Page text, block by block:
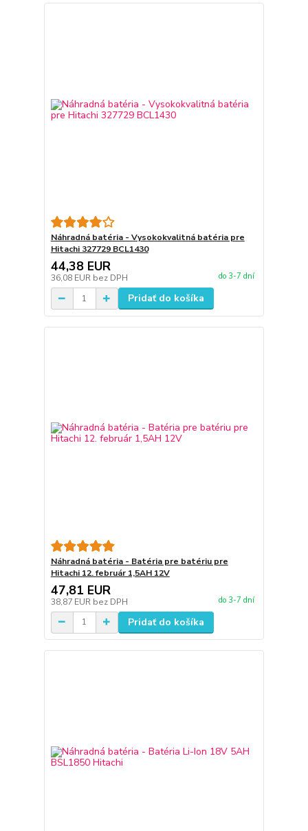
Náhradná batéria - Vysokokvalitná batéria pre
Hitachi 327729 BCL1430
44,38 EUR
36,08 EUR bez DPH do 3-7 dní
Pridať do košíka
Náhradná batéria - Batéria pre batériu pre
Hitachi 12. február 1,5AH 12V
47,81 EUR
38,87 EUR bez DPH do 3-7 dní
Pridať do košíka